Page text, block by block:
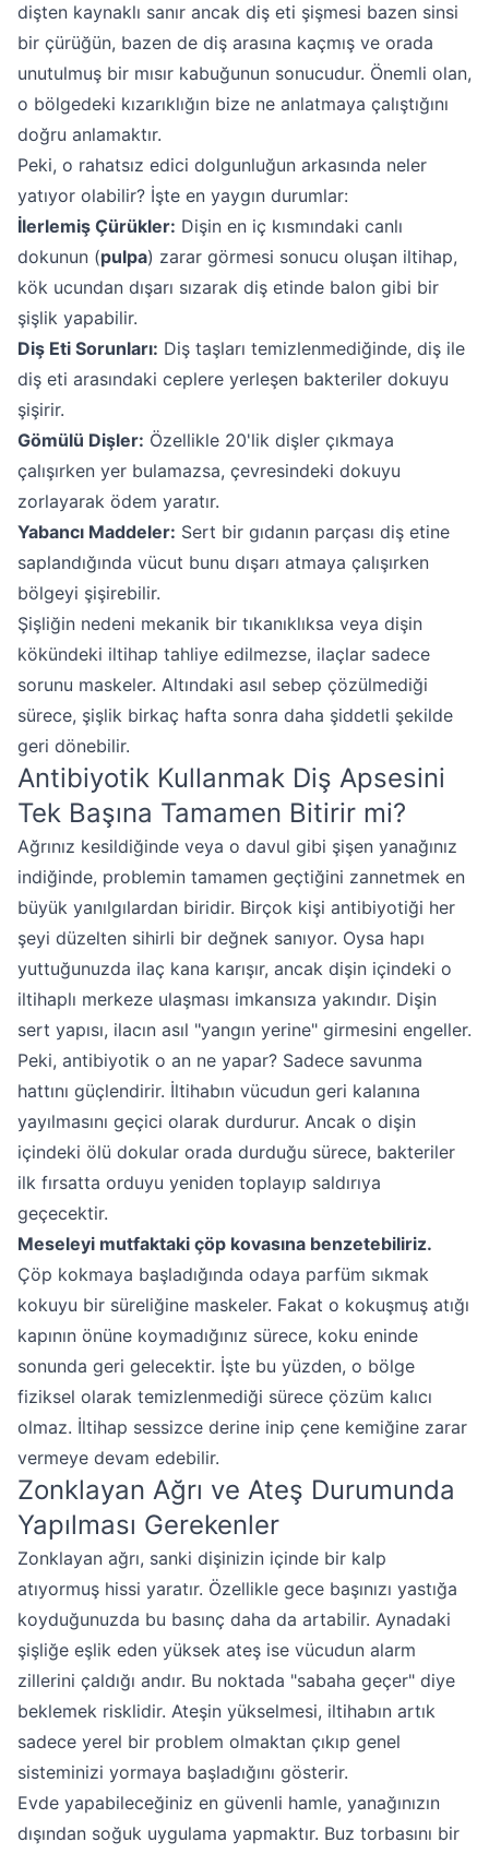
dişten kaynaklı sanır ancak diş eti şişmesi bazen sinsi
bir çürüğün, bazen de diş arasına kaçmış ve orada
unutulmuş bir mısır kabuğunun sonucudur. Önemli olan,
o bölgedeki kızarıklığın bize ne anlatmaya çalıştığını
doğru anlamaktır.
Peki, o rahatsız edici dolgunluğun arkasında neler
yatıyor olabilir? İşte en yaygın durumlar:
İlerlemiş Çürükler: Dişin en iç kısmındaki canlı
dokunun (pulpa) zarar görmesi sonucu oluşan iltihap,
kök ucundan dışarı sızarak diş etinde balon gibi bir
şişlik yapabilir.
Diş Eti Sorunları: Diş taşları temizlenmediğinde, diş ile
diş eti arasındaki ceplere yerleşen bakteriler dokuyu
şişirir.
Gömülü Dişler: Özellikle 20'lik dişler çıkmaya
çalışırken yer bulamazsa, çevresindeki dokuyu
zorlayarak ödem yaratır.
Yabancı Maddeler: Sert bir gıdanın parçası diş etine
saplandığında vücut bunu dışarı atmaya çalışırken
bölgeyi şişirebilir.
Şişliğin nedeni mekanik bir tıkanıklıksa veya dişin
kökündeki iltihap tahliye edilmezse, ilaçlar sadece
sorunu maskeler. Altındaki asıl sebep çözülmediği
sürece, şişlik birkaç hafta sonra daha şiddetli şekilde
geri dönebilir.
Antibiyotik Kullanmak Diş Apsesini
Tek Başına Tamamen Bitirir mi?
Ağrınız kesildiğinde veya o davul gibi şişen yanağınız
indiğinde, problemin tamamen geçtiğini zannetmek en
büyük yanılgılardan biridir. Birçok kişi antibiyotiği her
şeyi düzelten sihirli bir değnek sanıyor. Oysa hapı
yuttuğunuzda ilaç kana karışır, ancak dişin içindeki o
iltihaplı merkeze ulaşması imkansıza yakındır. Dişin
sert yapısı, ilacın asıl "yangın yerine" girmesini engeller.
Peki, antibiyotik o an ne yapar? Sadece savunma
hattını güçlendirir. İltihabın vücudun geri kalanına
yayılmasını geçici olarak durdurur. Ancak o dişin
içindeki ölü dokular orada durduğu sürece, bakteriler
ilk fırsatta orduyu yeniden toplayıp saldırıya
geçecektir.
Meseleyi mutfaktaki çöp kovasına benzetebiliriz.
Çöp kokmaya başladığında odaya parfüm sıkmak
kokuyu bir süreliğine maskeler. Fakat o kokuşmuş atığı
kapının önüne koymadığınız sürece, koku eninde
sonunda geri gelecektir. İşte bu yüzden, o bölge
fiziksel olarak temizlenmediği sürece çözüm kalıcı
olmaz. İltihap sessizce derine inip çene kemiğine zarar
vermeye devam edebilir.
Zonklayan Ağrı ve Ateş Durumunda
Yapılması Gerekenler
Zonklayan ağrı, sanki dişinizin içinde bir kalp
atıyormuş hissi yaratır. Özellikle gece başınızı yastığa
koyduğunuzda bu basınç daha da artabilir. Aynadaki
şişliğe eşlik eden yüksek ateş ise vücudun alarm
zillerini çaldığı andır. Bu noktada "sabaha geçer" diye
beklemek risklidir. Ateşin yükselmesi, iltihabın artık
sadece yerel bir problem olmaktan çıkıp genel
sisteminizi yormaya başladığını gösterir.
Evde yapabileceğiniz en güvenli hamle, yanağınızın
dışından soğuk uygulama yapmaktır. Buz torbasını bir